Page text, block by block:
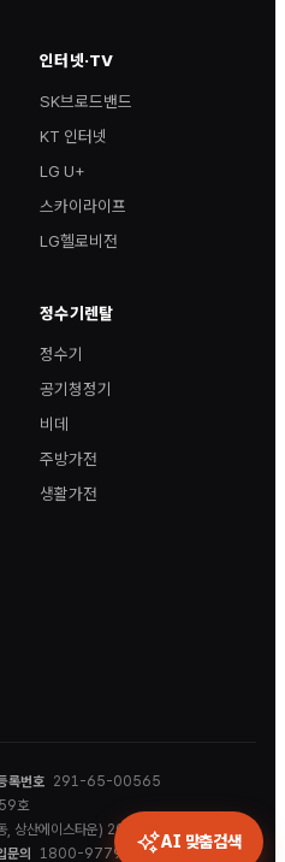
인터넷·TV
SK브로드밴드
KT 인터넷
LG U+
스카이라이프
LG헬로비전
정수기렌탈
정수기
공기청정기
비데
주방가전
생활가전
록번호 291-65-00565
호
상산에이스타운) 202호
문의 1800-9779
AI 맞춤검색